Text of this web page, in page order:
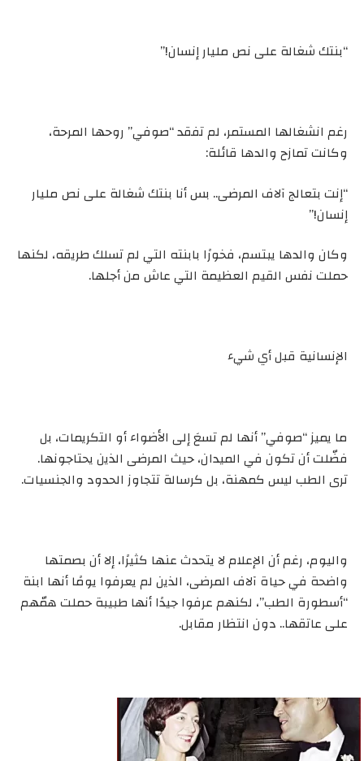
“بنتك شغالة على نص مليار إنسان!”
رغم انشغالها المستمر، لم تفقد “صوفي” روحها المرحة،
وكانت تمازح والدها قائلة:
“إنت بتعالج آلاف المرضى.. بس أنا بنتك شغالة على نص مليار
إنسان!”
وكان والدها يبتسم، فخورًا بابنته التي لم تسلك طريقه، لكنها
حملت نفس القيم العظيمة التي عاش من أجلها.
الإنسانية قبل أي شيء
ما يميز “صوفي” أنها لم تسعَ إلى الأضواء أو التكريمات، بل
فضّلت أن تكون في الميدان، حيث المرضى الذين يحتاجونها.
ترى الطب ليس كمهنة، بل كرسالة تتجاوز الحدود والجنسيات.
واليوم، رغم أن الإعلام لا يتحدث عنها كثيرًا، إلا أن بصمتها
واضحة في حياة آلاف المرضى، الذين لم يعرفوا يومًا أنها ابنة
“أسطورة الطب”، لكنهم عرفوا جيدًا أنها طبيبة حملت همّهم
على عاتقها.. دون انتظار مقابل.